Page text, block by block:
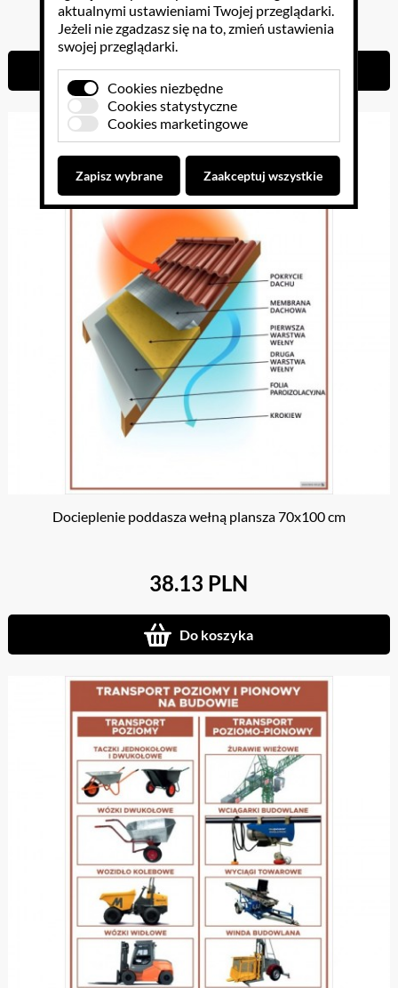
38.13 PLN
Do koszyka
Docieplenie poddasza wełną plansza 70x100 cm
38.13 PLN
Do koszyka
aktualnymi ustawieniami Twojej przeglądarki.
Jeżeli nie zgadzasz się na to, zmień ustawienia
swojej przeglądarki.
Cookies niezbędne
Cookies statystyczne
Cookies marketingowe
Zapisz wybrane Zaakceptuj wszystkie